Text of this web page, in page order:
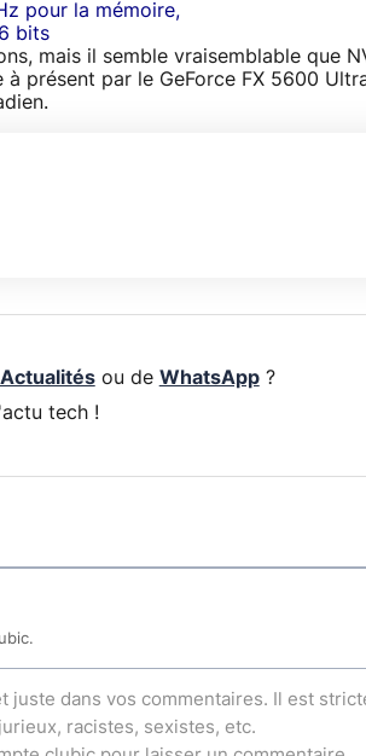
pour la mémoire,
bits
mais il semble vraisemblable que
présent par le GeForce FX 5600
ou de WhatsApp?
tech !